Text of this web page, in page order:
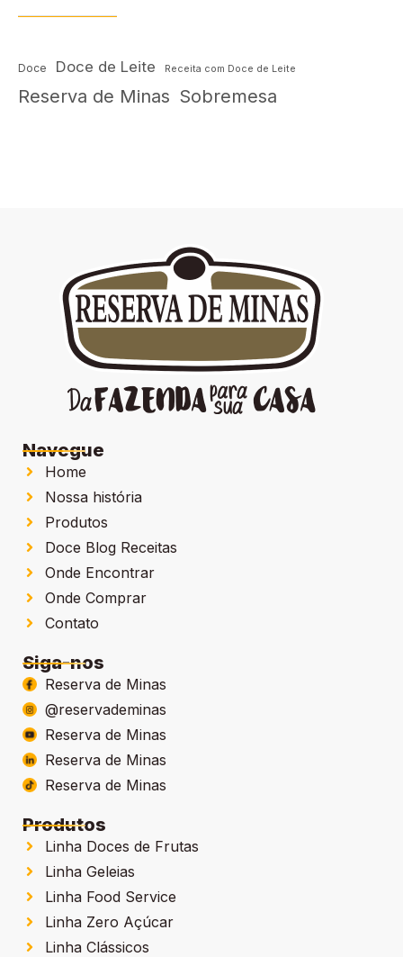
Doce Doce de Leite Receita com Doce de Leite
Reserva de Minas Sobremesa
Navegue
Home
Nossa história
Produtos
Doce Blog Receitas
Onde Encontrar
Onde Comprar
Contato
Siga-nos
Reserva de Minas
@reservademinas
Reserva de Minas
Reserva de Minas
Reserva de Minas
Produtos
Linha Doces de Frutas
Linha Geleias
Linha Food Service
Linha Zero Açúcar
Linha Clássicos